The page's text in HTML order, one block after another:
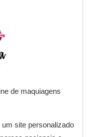
de maquiagens
site personalizado